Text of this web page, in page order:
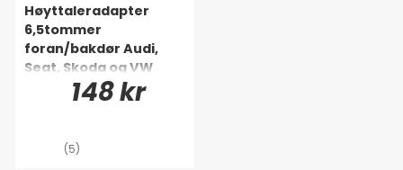
Høyttaleradapter
6,5tommer
foran/bakdør Audi,
Seat, Skoda og VW
148 kr
(5)